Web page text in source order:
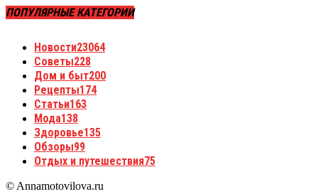
ПОПУЛЯРНЫЕ КАТЕГОРИИ
Новости23064
Советы228
Дом и быт200
Рецепты174
Статьи163
Мода138
Здоровье135
Обзоры99
Отдых и путешествия75
© Annamotovilova.ru